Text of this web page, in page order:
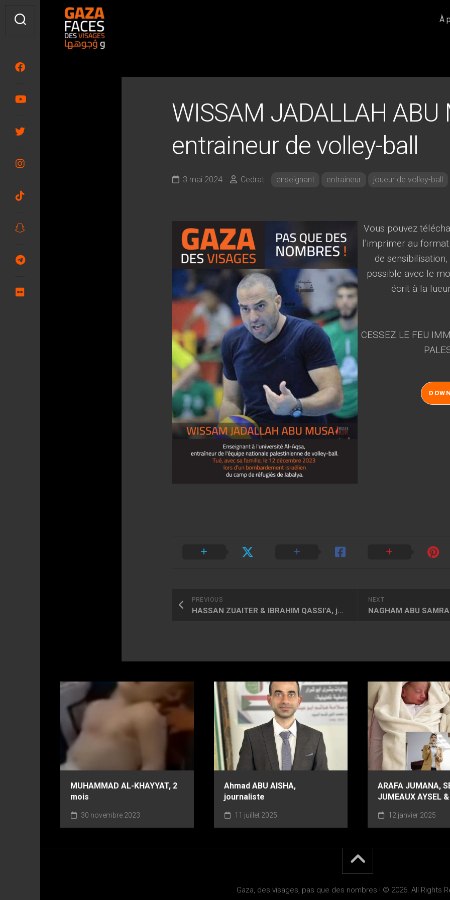
content
À
WISSAM JADALLAH ABU
entraineur de volley-ball
3 mai 2024 Cedrat enseignant entraineur joueur de volley-ball
Vous pouvez
l’imprimer au
de
possible avec le
écrit à la
CESSEZ LE FEU
NEXT
NAGHAM ABU
PREVIOUS
HASSAN ZUAITER & IBRAHIM QASSI’A, joueurs de volley-ball
MUHAMMAD AL-KHAYYAT, 2
mois
30 novembre 2023
Ahmad ABU AISHA,
journaliste
11 juillet 2025
ARAFA JUMANA,
JUMEAUX AYSEL
12 janvier 2025
Gaza, des visages, pas que des nombres ! © 2026. All Rights